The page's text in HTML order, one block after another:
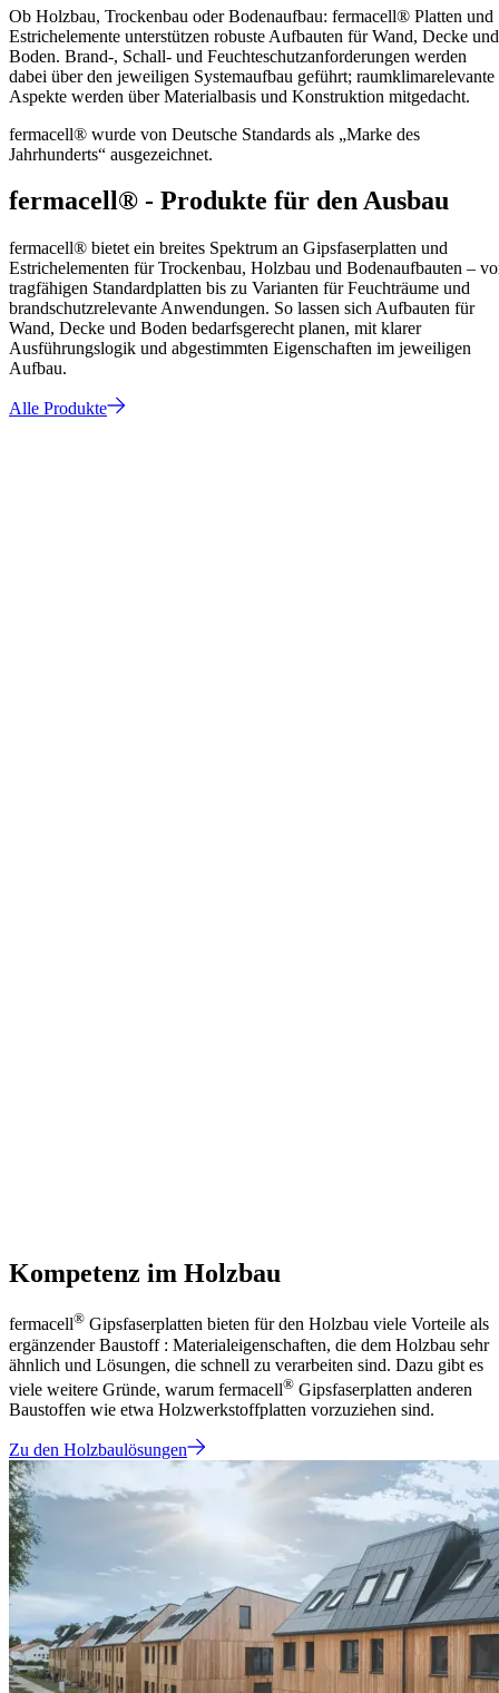
Ob Holzbau, Trockenbau oder Bodenaufbau: fermacell® Platten und
Estrichelemente unterstützen robuste Aufbauten für Wand, Decke und
Boden. Brand-, Schall- und Feuchteschutzanforderungen werden
dabei über den jeweiligen Systemaufbau geführt; raumklimarelevante
Aspekte werden über Materialbasis und Konstruktion mitgedacht.
fermacell® wurde von Deutsche Standards als „Marke des
Jahrhunderts“ ausgezeichnet.
fermacell® - Produkte für den Ausbau
fermacell® bietet ein breites Spektrum an Gipsfaserplatten und
Estrichelementen für Trockenbau, Holzbau und Bodenaufbauten –
tragfähigen Standardplatten bis zu Varianten für Feuchträume und
brandschutzrelevante Anwendungen. So lassen sich Aufbauten für
Wand, Decke und Boden bedarfsgerecht planen, mit klarer
Ausführungslogik und abgestimmten Eigenschaften im jeweiligen
Aufbau.
Alle Produkte
Kompetenz im Holzbau
fermacell® Gipsfaserplatten bieten für den Holzbau viele Vorteile als
ergänzender Baustoff : Materialeigenschaften, die dem Holzbau sehr
ähnlich und Lösungen, die schnell zu verarbeiten sind. Dazu gibt es
viele weitere Gründe, warum fermacell® Gipsfaserplatten anderen
Baustoffen wie etwa Holzwerkstoffplatten vorzuziehen sind.
Zu den Holzbaulösungen